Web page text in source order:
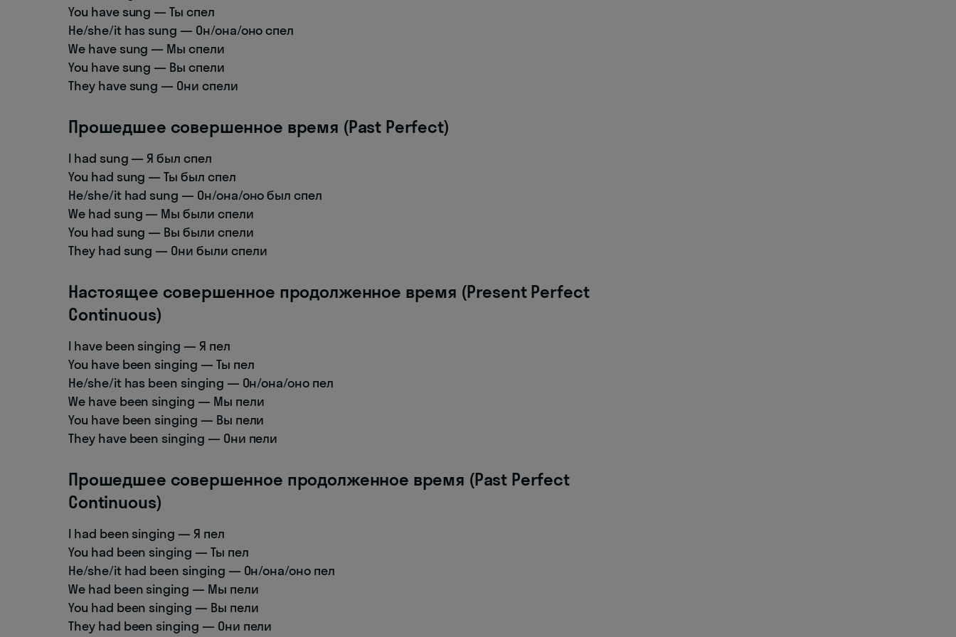
You have sung — Ты спел
He/she/it has sung — Он/она/оно спел
We have sung — Мы спели
You have sung — Вы спели
They have sung — Они спели
Прошедшее совершенное время (Past Perfect)
I had sung — Я был спел
You had sung — Ты был спел
He/she/it had sung — Он/она/оно был спел
We had sung — Мы были спели
You had sung — Вы были спели
They had sung — Они были спели
Настоящее совершенное продолженное время (Present Perfect
Continuous)
I have been singing — Я пел
You have been singing — Ты пел
He/she/it has been singing — Он/она/оно пел
We have been singing — Мы пели
You have been singing — Вы пели
They have been singing — Они пели
Прошедшее совершенное продолженное время (Past Perfect
Continuous)
I had been singing — Я пел
You had been singing — Ты пел
He/she/it had been singing — Он/она/оно пел
We had been singing — Мы пели
You had been singing — Вы пели
They had been singing — Они пели